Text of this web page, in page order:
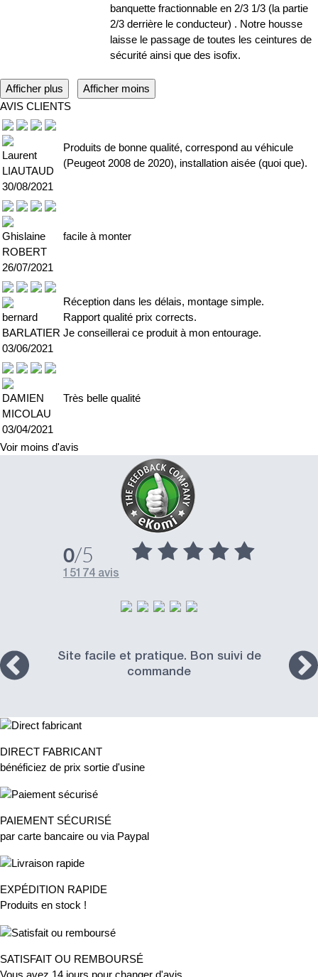
banquette fractionnable en 2/3 1/3 (la partie
2/3 derrière le conducteur) . Notre housse
laisse le passage de toutes les ceintures de
sécurité ainsi que des isofix.
Afficher plus
Afficher moins
AVIS CLIENTS
Laurent
LIAUTAUD
30/08/2021
Produits de bonne qualité, correspond au véhicule
(Peugeot 2008 de 2020), installation aisée (quoi que).
Ghislaine
ROBERT
26/07/2021
facile à monter
bernard
BARLATIER
03/06/2021
Réception dans les délais, montage simple.
Rapport qualité prix corrects.
Je conseillerai ce produit à mon entourage.
DAMIEN
MICOLAU
03/04/2021
Très belle qualité
Voir moins d'avis
0/5
15174 avis
Site facile et pratique. Bon suivi de
commande
DIRECT FABRICANT
bénéficiez de prix sortie d'usine
PAIEMENT SÉCURISÉ
par carte bancaire ou via Paypal
EXPÉDITION RAPIDE
Produits en stock !
SATISFAIT OU REMBOURSÉ
Vous avez 14 jours pour changer d'avis